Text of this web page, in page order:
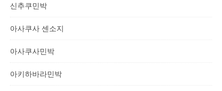
신추쿠민박
아사쿠사 센소지
아사쿠사민박
아키하바라민박